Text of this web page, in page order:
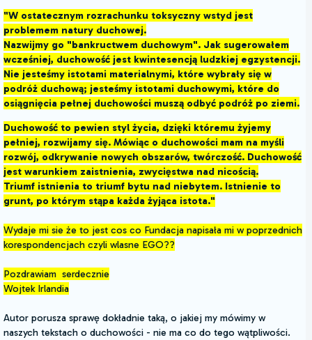
"W ostatecznym rozrachunku toksyczny wstyd jest
problemem natury duchowej.
Nazwijmy go "bankructwem duchowym". Jak sugerowałem
wcześniej, duchowość jest kwintesencją ludzkiej egzystencji.
Nie jesteśmy istotami materialnymi, które wybrały się w
podróż duchową; jesteśmy istotami duchowymi, które do
osiągnięcia pełnej duchowości muszą odbyć podróż po ziemi.
Duchowość to pewien styl życia, dzięki któremu żyjemy
pełniej, rozwijamy się. Mówiąc o duchowości mam na myśli
rozwój, odkrywanie nowych obszarów, twórczość. Duchowość
jest warunkiem zaistnienia, zwycięstwa nad nicością.
Triumf istnienia to triumf bytu nad niebytem. Istnienie to
grunt, po którym stąpa każda żyjąca istota."
Wydaje mi sie że to jest cos co Fundacja napisała mi w poprzednich
korespondencjach czyli wlasne EGO??
Pozdrawiam serdecznie
Wojtek Irlandia
Autor porusza sprawę dokładnie taką, o jakiej my mówimy w
naszych tekstach o duchowości - nie ma co do tego wątpliwości.